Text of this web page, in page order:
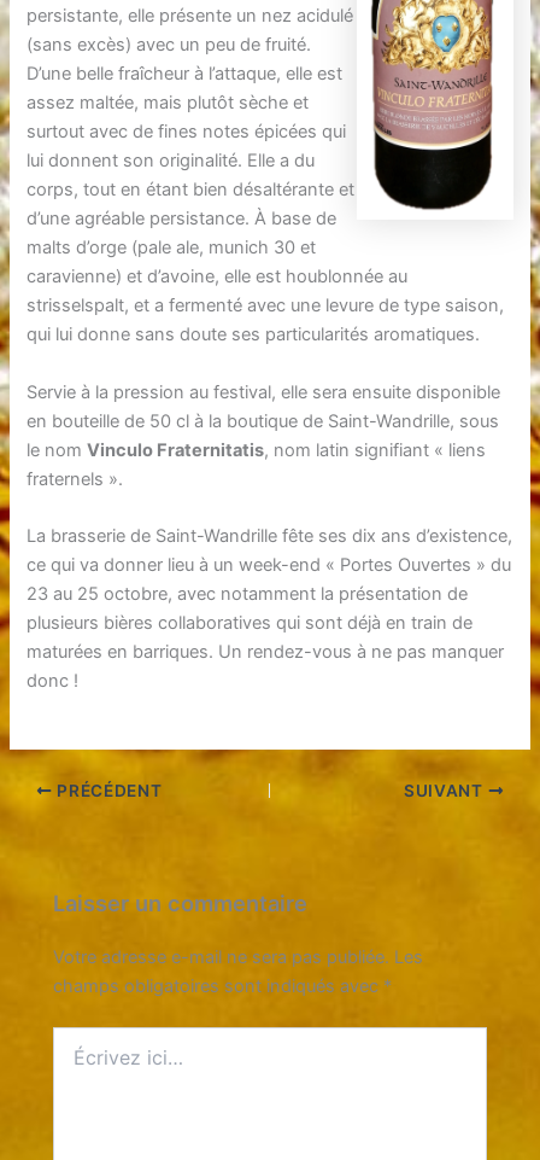
persistante, elle présente un nez acidulé
(sans excès) avec un peu de fruité.
D’une belle fraîcheur à l’attaque, elle est
assez maltée, mais plutôt sèche et
surtout avec de fines notes épicées qui
lui donnent son originalité. Elle a du
corps, tout en étant bien désaltérante et
d’une agréable persistance. À base de
malts d’orge (pale ale, munich 30 et
caravienne) et d’avoine, elle est houblonnée au
strisselspalt, et a fermenté avec une levure de type saison,
qui lui donne sans doute ses particularités aromatiques.
Servie à la pression au festival, elle sera ensuite disponible
en bouteille de 50 cl à la boutique de Saint-Wandrille, sous
le nomVinculo Fraternitatis, nom latin signifiant « liens
fraternels ».
La brasserie de Saint-Wandrille fête ses dix ans d’existence,
ce qui va donner lieu à un week-end « Portes Ouvertes » du
23 au 25 octobre, avec notamment la présentation de
plusieurs bières collaboratives qui sont déjà en train de
maturées en barriques. Un rendez-vous à ne pas manquer
donc !
PRÉCÉDENT SUIVANT
Laisser un commentaire
Votre adresse e-mail ne sera pas publiée. Les
champs obligatoires sont indiqués avec *
ici…